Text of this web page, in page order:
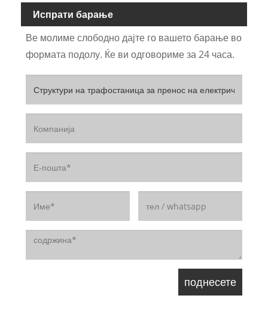
Испрати барање
Ве молиме слободно дајте го вашето барање во
формата подолу. Ќе ви одговориме за 24 часа.